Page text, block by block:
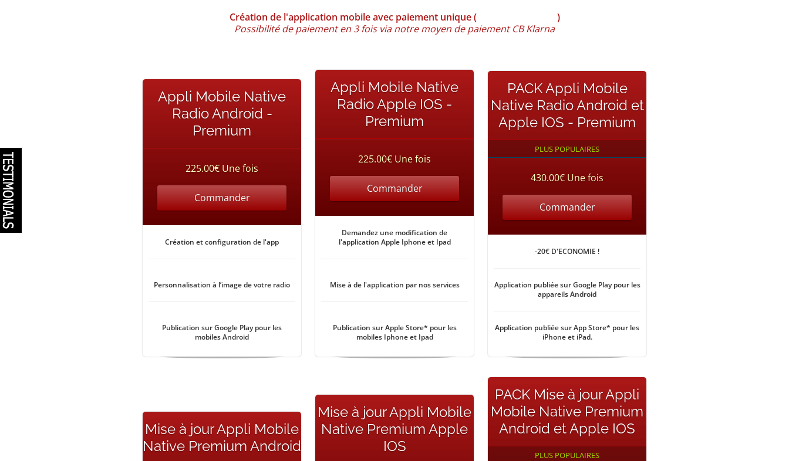
Création de l'application mobile avec paiement unique (sans abonnement )
Possibilité de paiement en 3 fois via notre moyen de paiement CB Klarna
Appli Mobile Native
Radio Android -
Premium
225.00€ Une fois
Commander
Création et configuration de l'app
Personnalisation à l’image de votre radio
Publication sur Google Play pour les
mobiles Android
Appli Mobile Native
Radio Apple IOS -
Premium
225.00€ Une fois
Commander
Demandez une modification de
l'application Apple Iphone et Ipad
Mise à de l'application par nos services
Publication sur Apple Store* pour les
mobiles Iphone et Ipad
PACK Appli Mobile
Native Radio Android et
Apple IOS - Premium
PLUS POPULAIRES
430.00€ Une fois
Commander
-20€ D'ECONOMIE !
Application publiée sur Google Play pour les
appareils Android
Application publiée sur App Store* pour les
iPhone et iPad.
Mise à jour Appli Mobile
Native Premium Android
Mise à jour Appli Mobile
Native Premium Apple
IOS
PACK Mise à jour Appli
Mobile Native Premium
Android et Apple IOS
PLUS POPULAIRES